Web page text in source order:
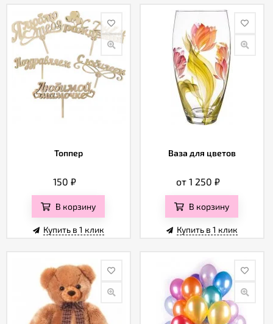
Топпер
150₽
В корзину
Купить в 1 клик
Ваза для цветов
от 1 250₽
В корзину
Купить в 1 клик